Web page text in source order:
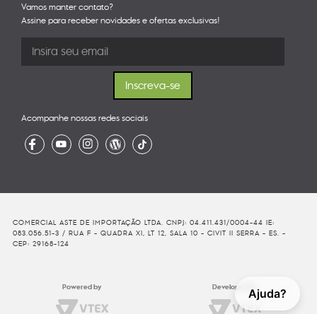
Ajuda?
Vamos manter contato?
Assine para receber novidades e ofertas exclusivas!
Acompanhe nossas redes sociais
COMERCIAL ASTE DE IMPORTAÇÃO LTDA. CNPJ: 04.411.431/0004-44 IE:
083.056.51-3 / RUA F - QUADRA XI, LT 12, SALA 10 - CIVIT II SERRA - ES. -
CEP: 29168-124
Powered by Developed By